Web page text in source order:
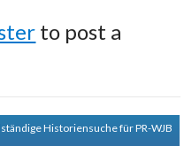
to post a
Historiensuche für PR-WJB